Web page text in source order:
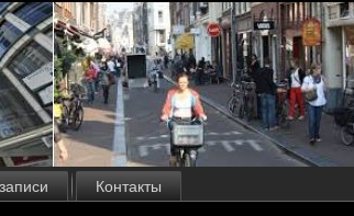
Контакты